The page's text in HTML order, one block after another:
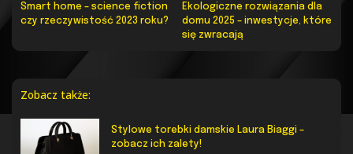
Smart home – science fiction
czy rzeczywistość 2023 roku?
Ekologiczne rozwiązania dla
domu 2025 – inwestycje, które
się zwracają
Zobacz także:
Stylowe torebki damskie Laura Biaggi –
zobacz ich zalety!